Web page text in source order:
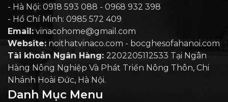
- Hà Nội: 0918 593 088 - 0968 932 398
- Hồ Chí Minh: 0985 572 409
Email: vinacohome@gmail.com
Website: noithatvinaco.com - bocghesofahanoi.com
Tài khoản Ngân Hàng: 2202205112533 Tại Ngân
Hàng Nông Nghiệp Và Phát Triển Nông Thôn, Chi
Nhánh Hoài Đức, Hà Nội.
Danh Mục Menu